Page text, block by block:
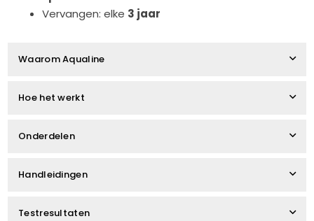
Vervangen: elke 3 jaar
Waarom Aqualine
Hoe het werkt
Onderdelen
Handleidingen
Testresultaten